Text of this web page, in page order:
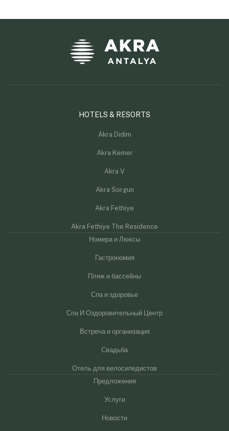
HOTELS & RESORTS
Akra Didim
Akra Kemer
Akra V
Akra Sorgun
Akra Fethiye
Akra Fethiye The Residence
Номера и Люксы
Гастрономия
Пляж и бассейны
Спа и здоровье
Спа И Оздоровительный Центр
Встреча и организация
Свадьба
Отель для велосипедистов
Предложения
Услуги
Новости